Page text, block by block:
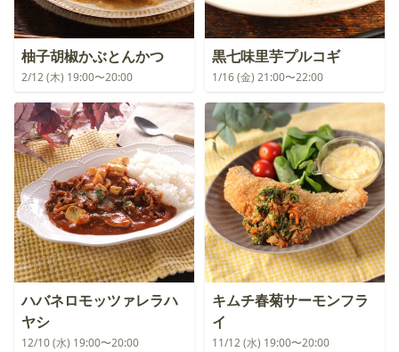
柚子胡椒かぶとんかつ
2/12 (木) 19:00〜20:00
黒七味里芋プルコギ
1/16 (金) 21:00〜22:00
ハバネロモッツァレラハ
ヤシ
12/10 (水) 19:00〜20:00
キムチ春菊サーモンフラ
イ
11/12 (水) 19:00〜20:00